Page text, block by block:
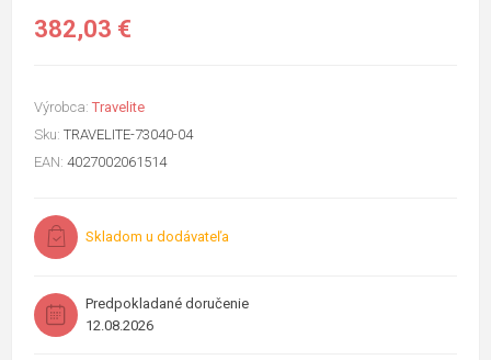
382,03 €
Výrobca: Travelite
Sku: TRAVELITE-73040-04
EAN: 4027002061514
Skladom u dodávateľa
Predpokladané doručenie
12.08.2026